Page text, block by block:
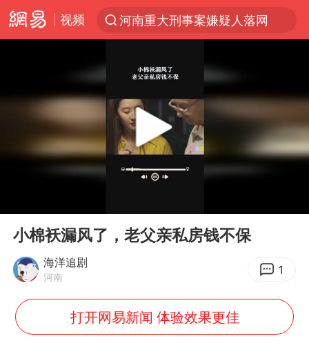
视频
河南重大刑事案嫌疑人落网
浙江上海等地有大雨或暴雨
西湖突现狂风暴雨 游客瞬间被浇透
金饰克价一夜涨回1300元
隔20米开高仿奶茶店被判赔35万元
白海豚将正面袭击贯穿浙江
浙江台州《告全体市民书》
Play
小棉袄漏风了，老父亲私房钱不保
海洋追剧
河南 1
打开网易新闻 体验效果更佳